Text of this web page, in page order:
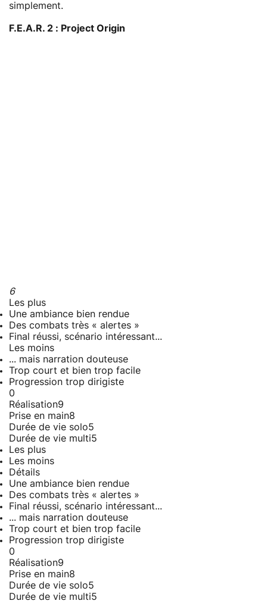
simplement.
F.E.A.R. 2 : Project Origin
6
Les plus
Une ambiance bien rendue
Des combats très « alertes »
Final réussi, scénario intéressant...
Les moins
... mais narration douteuse
Trop court et bien trop facile
Progression trop dirigiste
0
Réalisation9
Prise en main8
Durée de vie solo5
Durée de vie multi5
Les plus
Les moins
Détails
Une ambiance bien rendue
Des combats très « alertes »
Final réussi, scénario intéressant...
... mais narration douteuse
Trop court et bien trop facile
Progression trop dirigiste
0
Réalisation9
Prise en main8
Durée de vie solo5
Durée de vie multi5